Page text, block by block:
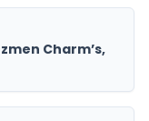
Charm’s,